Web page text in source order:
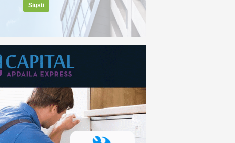
Siųsti